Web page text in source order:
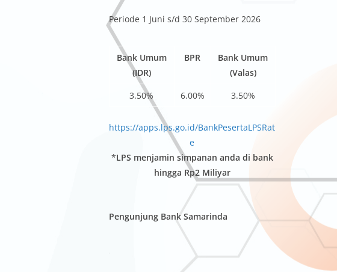
Periode 1 Juni s/d 30 September 2026
Bank Umum
(IDR)
BPR
Bank Umum
(Valas)
3.50%
6.00% 3.50%
https://apps.lps.go.id/BankPesertaLPSRat
e
*LPS menjamin simpanan anda di bank
hingga Rp2 Miliyar
Pengunjung Bank Samarinda